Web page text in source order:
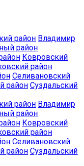
район Владимир
район
Ковровский
район
Селивановский
район Суздальский
район Владимир
район
Ковровский
район
Селивановский
район Суздальский